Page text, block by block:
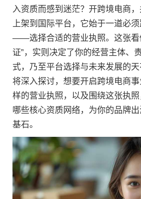
入资质而感到迷茫？开跨境电商
上架到国际平台，它始于一道必
——选择合适的营业执照。这张看
证”，实则决定了你的经营主体、
式，乃至平台选择与未来发展的天
将深入探讨，想要开启跨境电商
样的营业执照，以及围绕这张执
哪些核心资质网络，为你的品牌
基石。